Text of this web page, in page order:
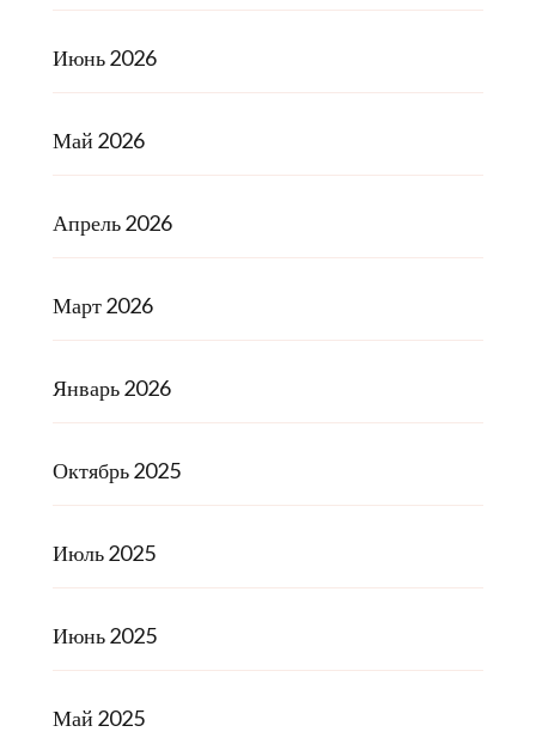
Июнь 2026
Май 2026
Апрель 2026
Март 2026
Январь 2026
Октябрь 2025
Июль 2025
Июнь 2025
Май 2025